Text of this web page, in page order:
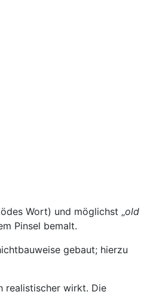
Wort) und möglichst „old
Pinsel bemalt.
gebaut; hierzu
realistischer wirkt. Die